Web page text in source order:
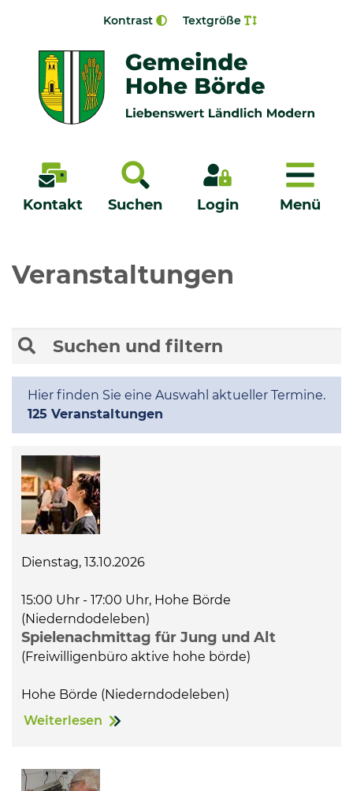
Kontrast Textgröße
Kontakt Suchen Login Menü
Menü
Neuigkeiten
Kommunalpolitik
Wirtschaft, Bauen, Verkehr
Ehrenamt und Engagement
Veranstaltungen
Suchen und filtern
Hier finden Sie eine Auswahl aktueller Termine.
125 Veranstaltungen
Dienstag, 13.10.2026
15:00 Uhr - 17:00 Uhr, Hohe Börde
(Niederndodeleben)
Spielenachmittag für Jung und Alt
(Freiwilligenbüro aktive hohe börde)
Hohe Börde (Niederndodeleben)
Weiterlesen